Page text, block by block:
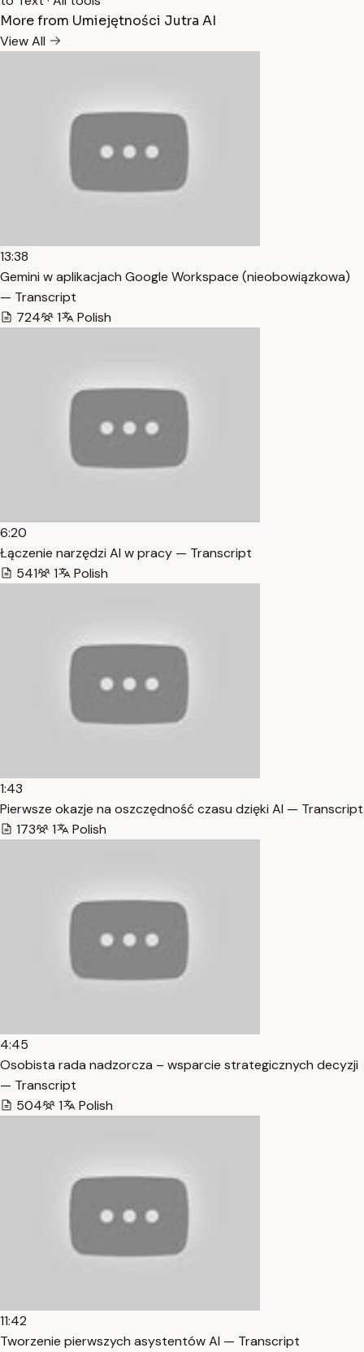
More from Umiejętności Jutra AI
View All
13:38
Gemini w aplikacjach Google Workspace (nieobowiązkowa)
— Transcript
724
1 Polish
6:20
Łączenie narzędzi AI w pracy — Transcript
541
1 Polish
1:43
Pierwsze okazje na oszczędność czasu dzięki AI — Transcript
173
1 Polish
4:45
Osobista rada nadzorcza – wsparcie strategicznych decyzji
— Transcript
504
1 Polish
11:42
Tworzenie pierwszych asystentów AI — Transcript